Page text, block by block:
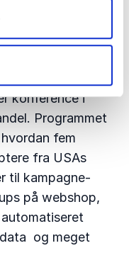
ministerier og
konference i
Programmet
fem
fra USAs
til kampagne-
på webshop,
og meget